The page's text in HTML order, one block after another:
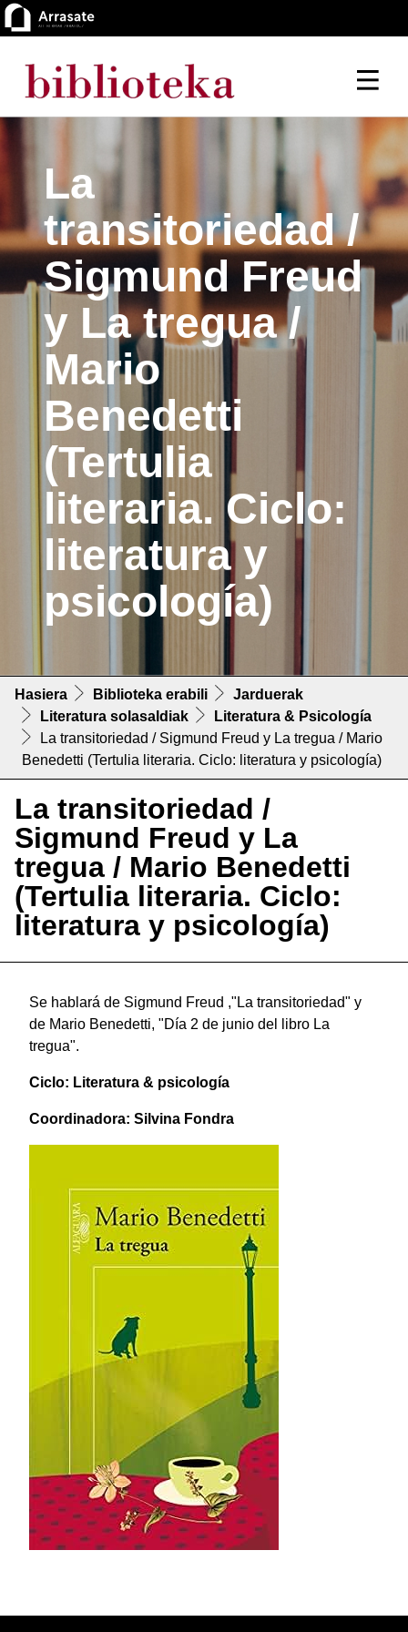
La
transitoriedad /
Sigmund Freud
y La tregua /
Mario
Benedetti
(Tertulia
literaria. Ciclo:
literatura y
psicología)
Hasiera Biblioteka erabili
Jarduerak
Literatura solasaldiak
Literatura & Psicología
La transitoriedad / Sigmund Freud y La tregua / Mario
Benedetti (Tertulia literaria. Ciclo: literatura y psicología)
La transitoriedad /
Sigmund Freud y La
tregua / Mario Benedetti
(Tertulia literaria. Ciclo:
literatura y psicología)
Se hablará de Sigmund Freud ,"La transitoriedad" y
de Mario Benedetti, "Día 2 de junio del libro La
tregua".
Ciclo: Literatura & psicología
Coordinadora: Silvina Fondra